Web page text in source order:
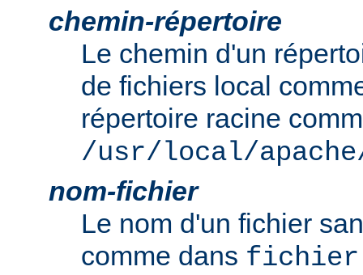
chemin-répertoire
Le chemin d'un
de fichiers local
répertoire racine
/usr/local/
nom-fichier
Le nom d'un fichier
comme dans